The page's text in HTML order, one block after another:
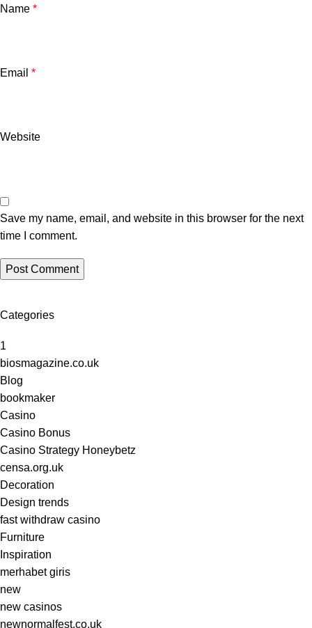
Name *
Email *
Website
Save my name, email, and website in this browser for the next
time I comment.
Categories
1
biosmagazine.co.uk
Blog
bookmaker
Casino
Casino Bonus
Casino Strategy Honeybetz
censa.org.uk
Decoration
Design trends
fast withdraw casino
Furniture
Inspiration
merhabet giris
new
new casinos
newnormalfest.co.uk